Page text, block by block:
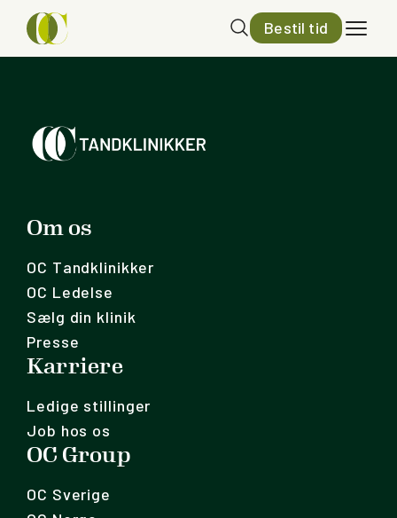
Bestil tid
Om os
OC Tandklinikker
OC Ledelse
Sælg din klinik
Presse
Karriere
Ledige stillinger
Job hos os
OC Group
OC Sverige